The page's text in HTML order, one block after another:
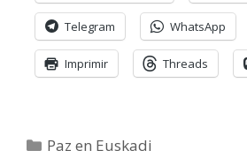
Telegram WhatsApp
Imprimir Threads
Categorías
Paz en Euskadi